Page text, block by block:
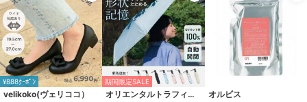
¥888ｸｰﾎﾟﾝ
velikoko(ヴェリココ）
期間限定SALE
オリエンタルトラフィック オルビス